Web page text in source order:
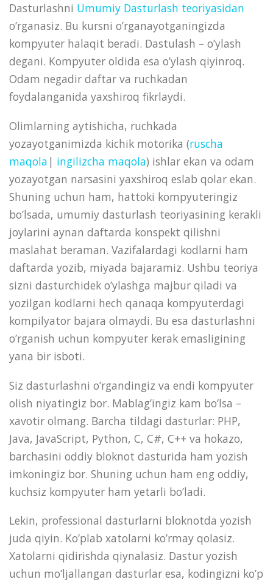
Dasturlashni Umumiy Dasturlash teoriyasidan
o’rganasiz. Bu kursni o’rganayotganingizda
kompyuter halaqit beradi. Dastulash – o’ylash
degani. Kompyuter oldida esa o’ylash qiyinroq.
Odam negadir daftar va ruchkadan
foydalanganida yaxshiroq fikrlaydi.
Olimlarning aytishicha, ruchkada
yozayotganimizda kichik motorika (ruscha
maqola | ingilizcha maqola) ishlar ekan va odam
yozayotgan narsasini yaxshiroq eslab qolar ekan.
Shuning uchun ham, hattoki kompyuteringiz
bo’lsada, umumiy dasturlash teoriyasining kerakli
joylarini aynan daftarda konspekt qilishni
maslahat beraman. Vazifalardagi kodlarni ham
daftarda yozib, miyada bajaramiz. Ushbu teoriya
sizni dasturchidek o’ylashga majbur qiladi va
yozilgan kodlarni hech qanaqa kompyuterdagi
kompilyator bajara olmaydi. Bu esa dasturlashni
o’rganish uchun kompyuter kerak emasligining
yana bir isboti.
Siz dasturlashni o’rgandingiz va endi kompyuter
olish niyatingiz bor. Mablag’ingiz kam bo’lsa –
xavotir olmang. Barcha tildagi dasturlar: PHP,
Java, JavaScript, Python, C, C#, C++ va hokazo,
barchasini oddiy bloknot dasturida ham yozish
imkoningiz bor. Shuning uchun ham eng oddiy,
kuchsiz kompyuter ham yetarli bo’ladi.
Lekin, professional dasturlarni bloknotda yozish
juda qiyin. Ko’plab xatolarni ko’rmay qolasiz.
Xatolarni qidirishda qiynalasiz. Dastur yozish
uchun mo’ljallangan dasturlar esa, kodingizni ko’p